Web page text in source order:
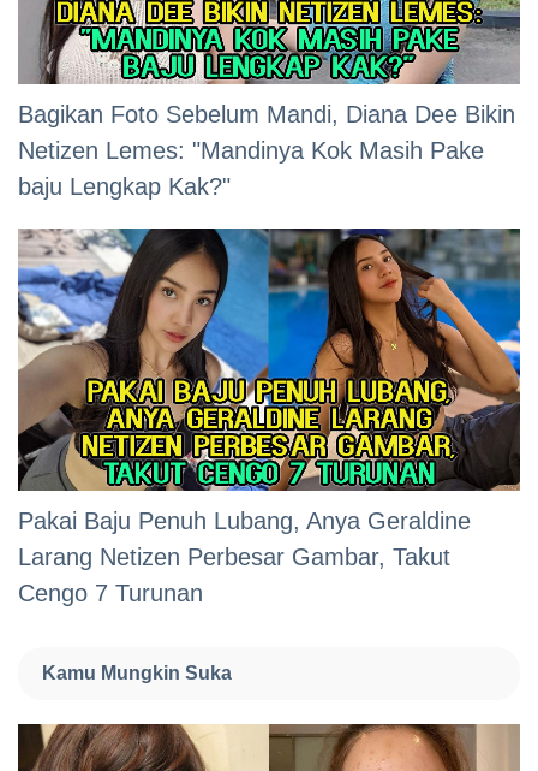
Bagikan Foto Sebelum Mandi, Diana Dee Bikin
Netizen Lemes: "Mandinya Kok Masih Pake
baju Lengkap Kak?"
Pakai Baju Penuh Lubang, Anya Geraldine
Larang Netizen Perbesar Gambar, Takut
Cengo 7 Turunan
Kamu Mungkin Suka